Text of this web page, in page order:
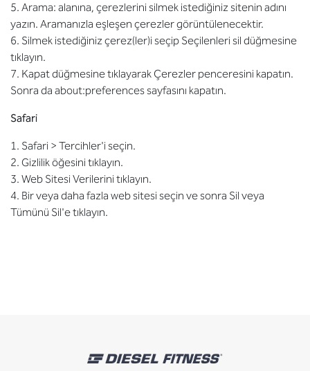
5. Arama: alanına, çerezlerini silmek istediğiniz sitenin adını
yazın. Aramanızla eşleşen çerezler görüntülenecektir.
6. Silmek istediğiniz çerez(ler)i seçip Seçilenleri sil düğmesine
tıklayın.
7. Kapat düğmesine tıklayarak Çerezler penceresini kapatın.
Sonra da about:preferences sayfasını kapatın.
Safari
1. Safari > Tercihler'i seçin.
2. Gizlilik öğesini tıklayın.
3. Web Sitesi Verilerini tıklayın.
4. Bir veya daha fazla web sitesi seçin ve sonra Sil veya
Tümünü Sil'e tıklayın.